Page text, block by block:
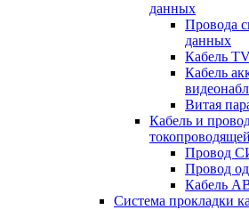
данных
Провода
данных
Кабель
Кабель
Витая
Кабель и
Провод
Провод
Кабель
Система прокладки